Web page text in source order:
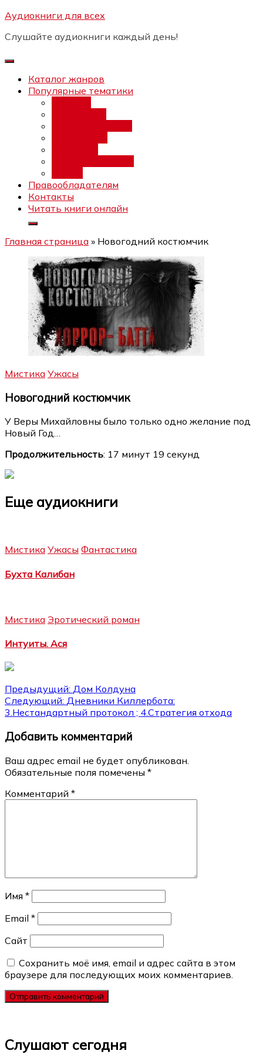
Перейти
содержимому
Аудиокниги для всех
Слушайте аудиокниги каждый день!
Каталог жанров
Популярные тематики
Правообладателям
Контакты
Читать книги онлайн
Главная страница » Новогодний костюмчик
Мистика Ужасы
Новогодний костюмчик
У Веры Михайловны было только одно желание под
Новый Год…
Продолжительность: 17 минут 19 секунд
Еще аудиокниги
Мистика Ужасы Фантастика
Бухта Калибан
Мистика Эротический роман
Интуиты. Ася
Навигация
по
записям
Предыдущий: Дом Колдуна
Следующий: Дневники Киллербота:
3.Нестандартный протокол ; 4.Стратегия отхода
Добавить комментарий
Ваш адрес email не будет опубликован.
Обязательные поля помечены *
Комментарий *
Имя *
Email *
Сайт
Сохранить моё имя, email и адрес сайта в этом
браузере для последующих моих комментариев.
Слушают сегодня
Бесплатный интенсив:
каналов"